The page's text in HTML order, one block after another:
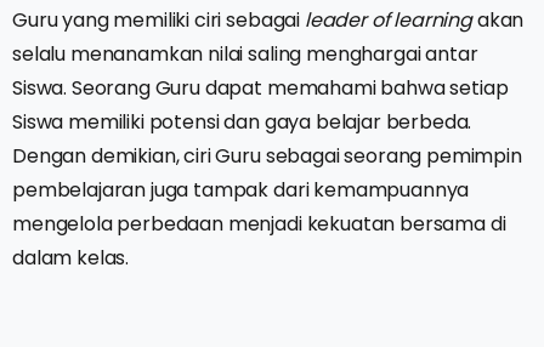
Guru yang memiliki ciri sebagai leader of learningakan
selalu menanamkan nilai saling menghargai antar
Siswa. Seorang Guru dapat memahami bahwa setiap
Siswa memiliki potensi dan gaya belajar berbeda.
Dengan demikian, ciri Guru sebagai seorang pemimpin
pembelajaran juga tampak dari kemampuannya
mengelola perbedaan menjadi kekuatan bersama di
dalam kelas.